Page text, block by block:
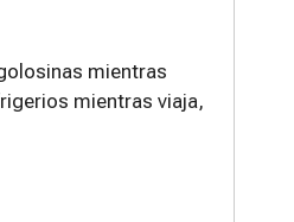
mientras
mientras viaja,